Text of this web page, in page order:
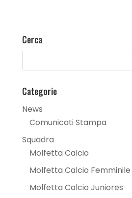
Cerca
Categorie
News
Comunicati Stampa
Squadra
Molfetta Calcio
Molfetta Calcio Femminile
Molfetta Calcio Juniores